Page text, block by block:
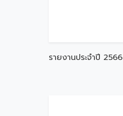
รายงานประจำปี 2566